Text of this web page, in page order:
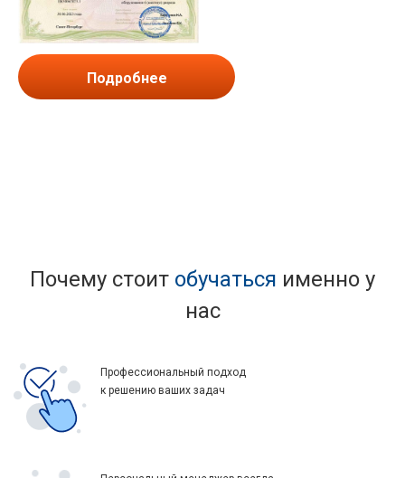
Подробнее
Почему стоит обучаться именно у
нас
Профессиональный подход
к решению ваших задач